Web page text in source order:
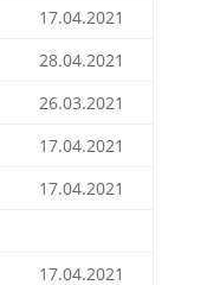
17.04.2021
28.04.2021
26.03.2021
17.04.2021
17.04.2021
17.04.2021